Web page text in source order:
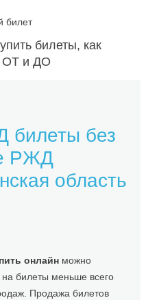
билеты, как
ОТ и ДО
билеты без
РЖД
область
онлайн можно
билеты меньше всего
Продажа билетов